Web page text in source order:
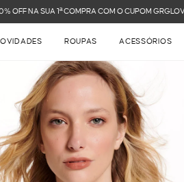
FRETE GRÁTIS NAS COMPRAS ACIMA DE R$
ROUPAS ACESSÓRIOS